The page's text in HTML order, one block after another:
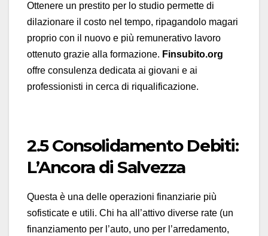
Ottenere un prestito per lo studio permette di
dilazionare il costo nel tempo, ripagandolo magari
proprio con il nuovo e più remunerativo lavoro
ottenuto grazie alla formazione. Finsubito.org
offre consulenza dedicata ai giovani e ai
professionisti in cerca di riqualificazione.
2.5 Consolidamento Debiti:
L’Ancora di Salvezza
Questa è una delle operazioni finanziarie più
sofisticate e utili. Chi ha all’attivo diverse rate (un
finanziamento per l’auto, uno per l’arredamento,